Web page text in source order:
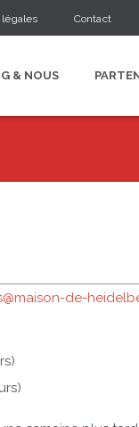
Contact
& NOUS
de-